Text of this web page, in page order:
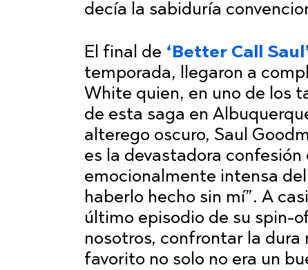
decía la sabiduría
El final de ‘Better Call
temporada, llegaron a
White quien, en uno de los
de esta saga en
alterego oscuro, Saul
es la devastadora
emocionalmente intensa
haberlo hecho sin mí”. A
último episodio de su spin-
nosotros, confrontar la
favorito no solo no era un